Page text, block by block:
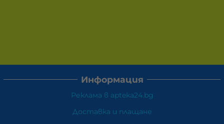
Информация
Реклама в apteka24.bg
Доставка и плащане